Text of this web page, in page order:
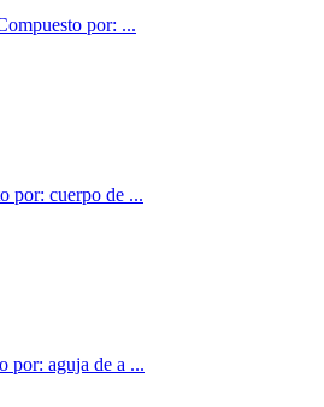
por: ...
por: cuerpo de ...
por: aguja de a ...